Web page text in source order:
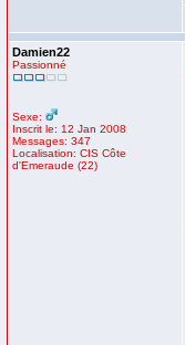
Damien22
Passionné
Sexe:
Inscrit le: 12 Jan 2008
Messages: 347
Localisation: CIS Côte
d'Emeraude (22)